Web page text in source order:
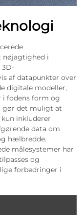
nøjagtighed i
3D-
af datapunkter over
digitale modeller,
i fodens form og
gør det muligt at
inkluderer
data om
hælbredde.
målesystemer har
og
forbedringer i